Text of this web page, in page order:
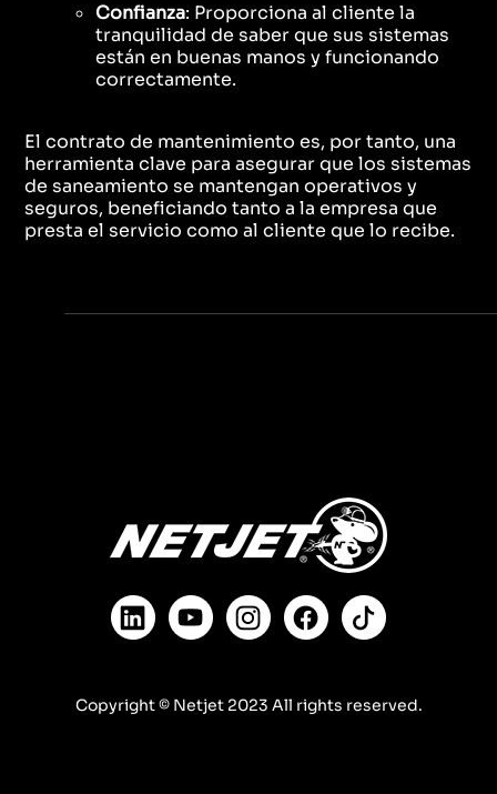
Confianza: Proporciona al cliente la
tranquilidad de saber que sus sistemas
están en buenas manos y funcionando
correctamente.
El contrato de mantenimiento es, por tanto, una
herramienta clave para asegurar que los sistemas
de saneamiento se mantengan operativos y
seguros, beneficiando tanto a la empresa que
presta el servicio como al cliente que lo recibe.
Copyright © Netjet 2023 All rights reserved.